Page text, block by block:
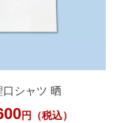
口シャツ 晒
円（税込）